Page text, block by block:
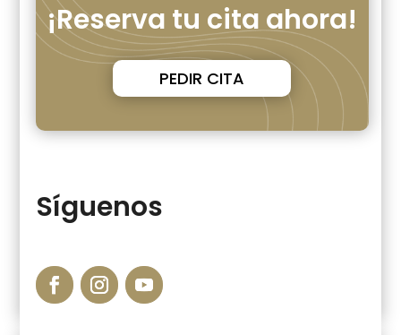
¡Reserva tu cita ahora!
PEDIR CITA
Síguenos